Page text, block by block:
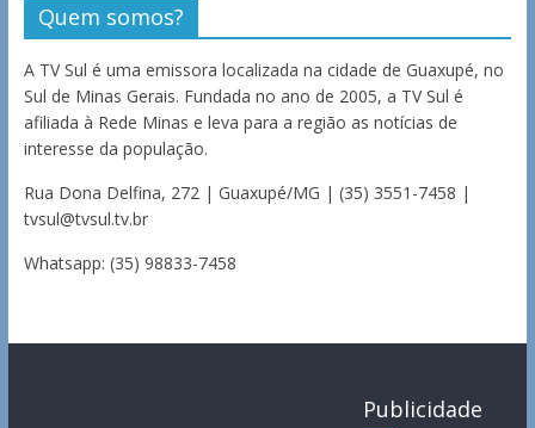
Quem somos?
A TV Sul é uma emissora localizada na cidade de Guaxupé, no
Sul de Minas Gerais. Fundada no ano de 2005, a TV Sul é
afiliada à Rede Minas e leva para a região as notícias de
interesse da população.
Rua Dona Delfina, 272 | Guaxupé/MG | (35) 3551-7458 |
tvsul@tvsul.tv.br
Whatsapp: (35) 98833-7458
Publicidade